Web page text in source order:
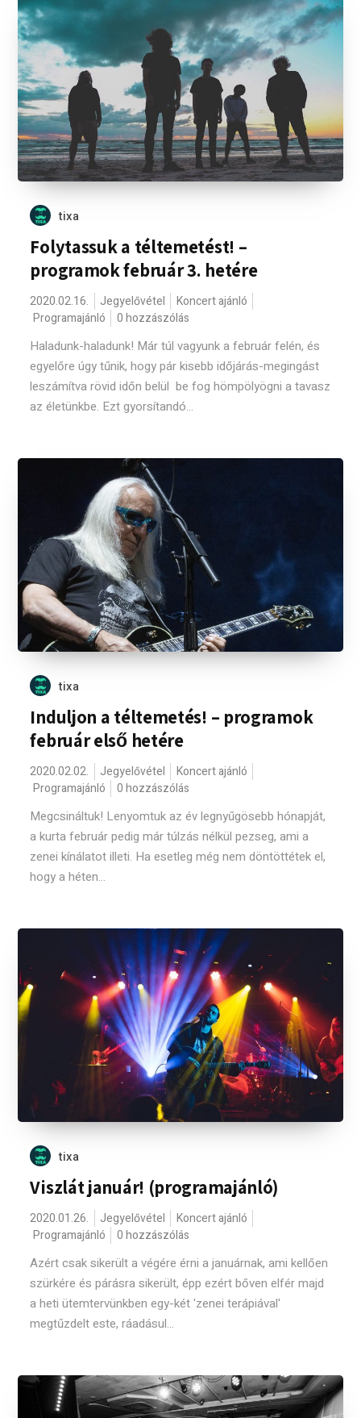
tixa
Folytassuk a téltemetést! –
programok február 3. hetére
2020.02.16. Jegyelővétel
Koncert ajánló
Programajánló
0 hozzászólás
Haladunk-haladunk! Már túl vagyunk a február felén, és
egyelőre úgy tűnik, hogy pár kisebb időjárás-megingást
leszámítva rövid időn belül be fog hömpölyögni a tavasz
az életünkbe. Ezt gyorsítandó...
tixa
Induljon a téltemetés! – programok
február első hetére
2020.02.02. Jegyelővétel
Koncert ajánló
Programajánló
0 hozzászólás
Megcsináltuk! Lenyomtuk az év legnyűgösebb hónapját,
a kurta február pedig már túlzás nélkül pezseg, ami a
zenei kínálatot illeti. Ha esetleg még nem döntöttétek el,
hogy a héten...
tixa
Viszlát január! (programajánló)
2020.01.26. Jegyelővétel
Koncert ajánló
Programajánló
0 hozzászólás
Azért csak sikerült a végére érni a januárnak, ami kellően
szürkére és párásra sikerült, épp ezért bőven elfér majd
a heti ütemtervünkben egy-két 'zenei terápiával'
megtűzdelt este, ráadásul...